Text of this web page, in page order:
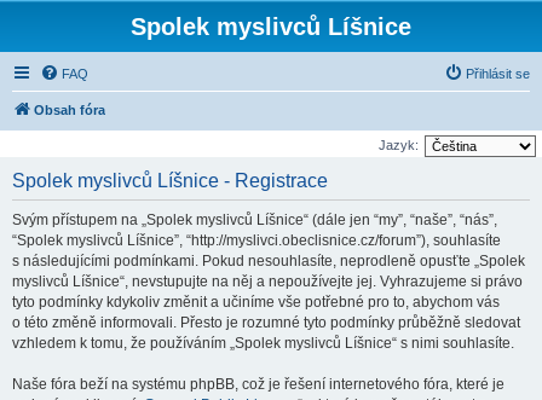
Spolek myslivců Líšnice
FAQ Přihlásit se
Obsah fóra
Jazyk:
Spolek myslivců Líšnice - Registrace
Svým přístupem na „Spolek myslivců Líšnice“ (dále jen “my”, “naše”, “nás”,
“Spolek myslivců Líšnice”, “http://myslivci.obeclisnice.cz/forum”), souhlasíte
s následujícími podmínkami. Pokud nesouhlasíte, neprodleně opusťte „Spolek
myslivců Líšnice“, nevstupujte na něj a nepoužívejte jej. Vyhrazujeme si právo
tyto podmínky kdykoliv změnit a učiníme vše potřebné pro to, abychom vás
o této změně informovali. Přesto je rozumné tyto podmínky průběžně sledovat
vzhledem k tomu, že používáním „Spolek myslivců Líšnice“ s nimi souhlasíte.
Naše fóra beží na systému phpBB, což je řešení internetového fóra, které je